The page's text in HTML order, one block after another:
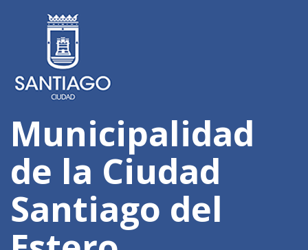
Municipalidad
de la Ciudad
Santiago del